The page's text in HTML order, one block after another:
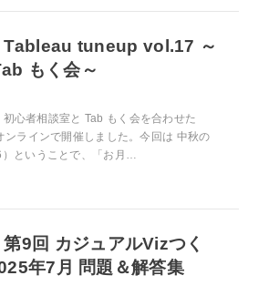
Tableau tuneup vol.17 ～
もく会～
心者相談室と Tab もく会を合わせた
ンラインで開催しました。今回は 中秋の
ということで、「お月…
第9回 カジュアルVizつく
年7月 問題＆解答集